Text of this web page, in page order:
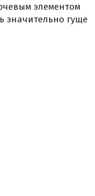
элементом
значительно гуще